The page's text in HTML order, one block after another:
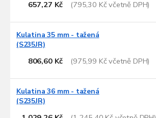
657,27 Kč (795,30 Kč včetně DPH)
Kulatina 35 mm - tažená
(S235JR)
806,60 Kč (975,99 Kč včetně DPH)
Kulatina 36 mm - tažená
(S235JR)